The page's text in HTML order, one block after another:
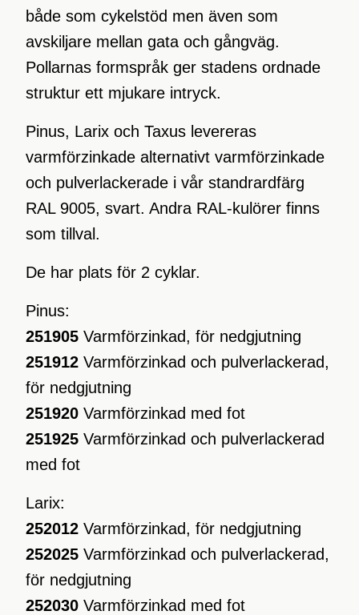
både som cykelstöd men även som
avskiljare mellan gata och gångväg.
Pollarnas formspråk ger stadens ordnade
struktur ett mjukare intryck.
Pinus, Larix och Taxus levereras
varmförzinkade alternativt varmförzinkade
och pulverlackerade i vår standrardfärg
RAL 9005, svart. Andra RAL-kulörer finns
som tillval.
De har plats för 2 cyklar.
Pinus:
251905 Varmförzinkad, för nedgjutning
251912 Varmförzinkad och pulverlackerad,
för nedgjutning
251920 Varmförzinkad med fot
251925 Varmförzinkad och pulverlackerad
med fot
Larix:
252012 Varmförzinkad, för nedgjutning
252025 Varmförzinkad och pulverlackerad,
för nedgjutning
252030 Varmförzinkad med fot